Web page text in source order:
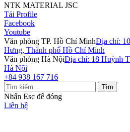
NTK MATERIAL JSC
Tải Profile
Facebook
Youtube
Văn phòng TP. Hồ Chí MinhĐịa chỉ:
Hưng, Thành phố Hồ Chí Minh
Văn phòng Hà NộiĐịa chỉ: 18 Huỳnh
Hà Nội
+84 938 167 716
Tìm
Nhấn Esc để đóng
Liên hệ